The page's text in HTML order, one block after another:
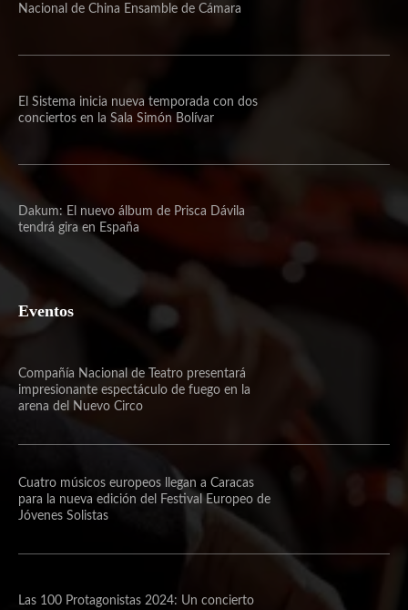
Nacional de China Ensamble de Cámara
El Sistema inicia nueva temporada con dos
conciertos en la Sala Simón Bolívar
Dakum: El nuevo álbum de Prisca Dávila
tendrá gira en España
Eventos
Compañía Nacional de Teatro presentará
impresionante espectáculo de fuego en la
arena del Nuevo Circo
Cuatro músicos europeos llegan a Caracas
para la nueva edición del Festival Europeo de
Jóvenes Solistas
Las 100 Protagonistas 2024: Un concierto